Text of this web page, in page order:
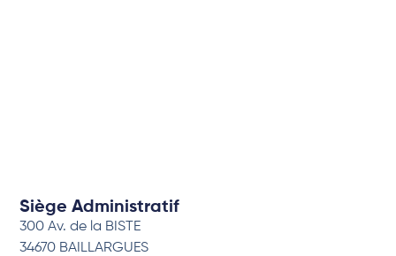
Siège Administratif
300 Av. de la BISTE
34670 BAILLARGUES